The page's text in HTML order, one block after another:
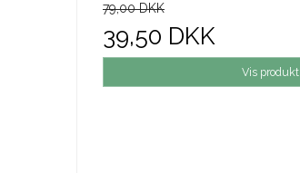
79,00 DKK
39,50 DKK
Vis produkt